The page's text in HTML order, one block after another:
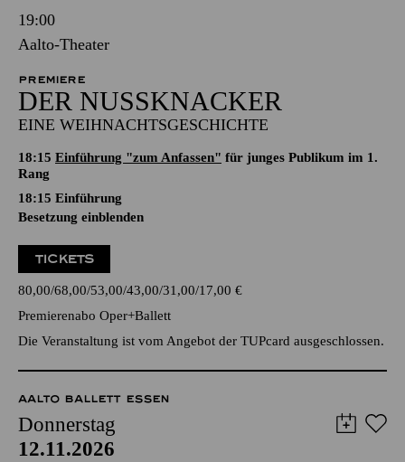
19:00
Aalto-Theater
PREMIERE
DER NUSSKNACKER
EINE WEIHNACHTSGESCHICHTE
18:15 Einführung "zum Anfassen" für junges Publikum im 1.
Rang
18:15 Einführung
Besetzung einblenden
TICKETS
80,00 68,00 53,00 43,00 31,00 17,00 €
Premierenabo Oper+Ballett
Die Veranstaltung ist vom Angebot der TUPcard ausgeschlossen.
AALTO BALLETT ESSEN
Donnerstag
12.11.2026